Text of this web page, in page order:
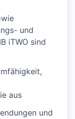
und
iTWO sind
aus
und